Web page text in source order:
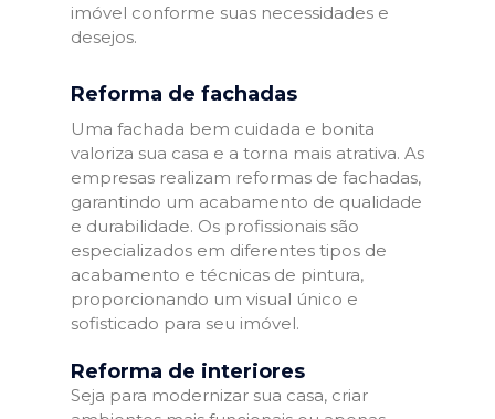
imóvel conforme suas necessidades e
desejos.
Reforma de fachadas
Uma fachada bem cuidada e bonita
valoriza sua casa e a torna mais atrativa. As
empresas realizam reformas de fachadas,
garantindo um acabamento de qualidade
e durabilidade. Os profissionais são
especializados em diferentes tipos de
acabamento e técnicas de pintura,
proporcionando um visual único e
sofisticado para seu imóvel.
Reforma de interiores
Seja para modernizar sua casa, criar